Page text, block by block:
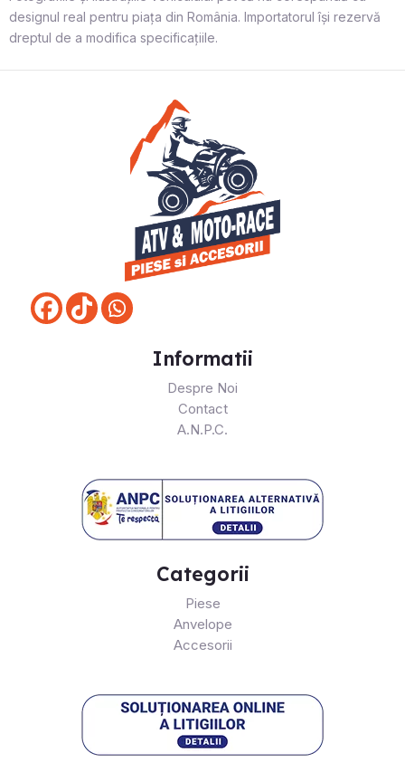
designul real pentru piața din România. Importatorul își rezervă
dreptul de a modifica specificațiile.
Informatii
Despre Noi
Contact
A.N.P.C.
Categorii
Piese
Anvelope
Accesorii